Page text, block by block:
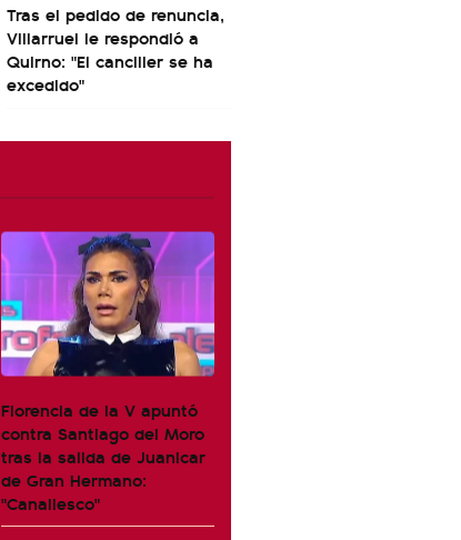
Tras el pedido de renuncia,
Villarruel le respondió a
Quirno: "El canciller se ha
excedido"
Florencia de la V apuntó
contra Santiago del Moro
tras la salida de Juanicar
de Gran Hermano:
"Canallesco"